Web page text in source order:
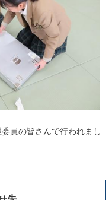
員の皆さんで行われまし